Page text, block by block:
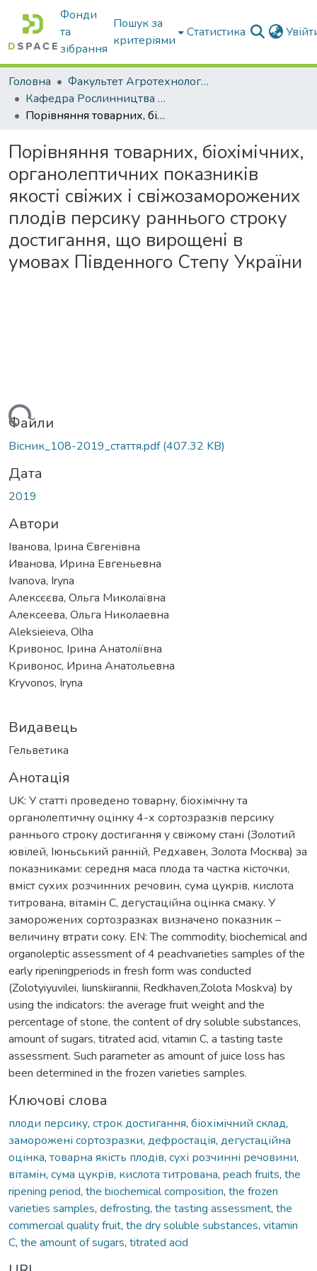
Фонди
та
зібрання
Пошук за
критеріями
Статистика
Головна
Факультет Агротехнологій та екології
Кафедра Рослинництва та садівництва ім. професора В.В. Калитки
Порівняння товарних, біохімічних, органолептичних показників якості свіжих і свіжозаморожених плодів персику раннього строку достигання, що вирощені в умовах Південного Степу України
Порівняння товарних, біохімічних,
органолептичних показників
якості свіжих і свіжозаморожених
плодів персику раннього строку
достигання, що вирощені в
умовах Південного Степу України
Файли
Вісник_108-2019_стаття.pdf(407.32 KB)
Дата
2019
Автори
Іванова, Ірина Євгенівна
Иванова, Ирина Евгеньевна
Ivanova, Iryna
Алексєєва, Ольга Миколаївна
Алексеева, Ольга Николаевна
Aleksieieva, Olha
Кривонос, Ірина Анатоліївна
Кривонос, Ирина Анатольевна
Kryvonos, Iryna
Видавець
Гельветика
Анотація
UK: У статті проведено товарну, біохімічну та
органолептичну оцінку 4-х сортозразків персику
раннього строку достигання у свіжому стані (Золотий
ювілей, Іюньський ранній, Редхавен, Золота Москва) за
показниками: середня маса плода та частка кісточки,
вміст сухих розчинних речовин, сума цукрів, кислота
титрована, вітамін С, дегустаційна оцінка смаку. У
заморожених сортозразках визначено показник –
величину втрати соку. EN: The commodity, biochemical and
organoleptic assessment of 4 peachvarieties samples of the
early ripeningperiods in fresh form was conducted
(Zolotyiyuvilei, Iiunskiirannii, Redkhaven,Zolota Moskva) by
using the indicators: the average fruit weight and the
percentage of stone, the content of dry soluble substances,
amount of sugars, titrated acid, vitamin C, a tasting taste
assessment. Such parameter as amount of juice loss has
been determined in the frozen varieties samples.
Ключові слова
плоди персику, строк достигання, біохімічний склад,
заморожені сортозразки, дефростація, дегустаційна
оцінка, товарна якість плодів, сухі розчинні речовини,
вітамін, сума цукрів, кислота титрована, peach fruits, the
ripening period, the biochemical composition, the frozen
varieties samples, defrosting, the tasting assessment, the
commercial quality fruit, the dry soluble substances, vitamin
C, the amount of sugars, titrated acid